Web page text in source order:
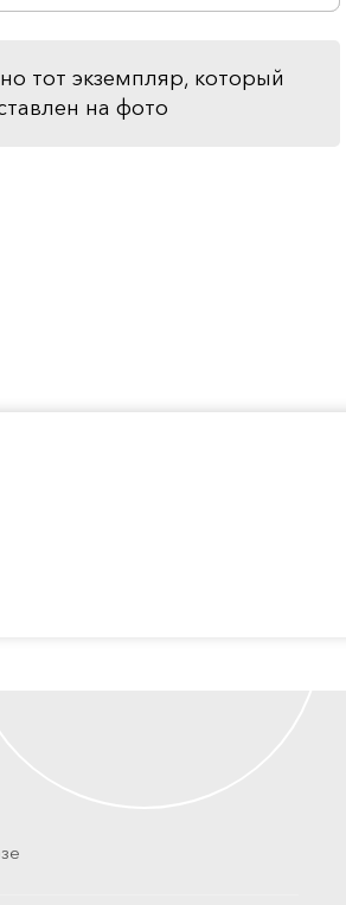
тот экземпляр, который
на фото